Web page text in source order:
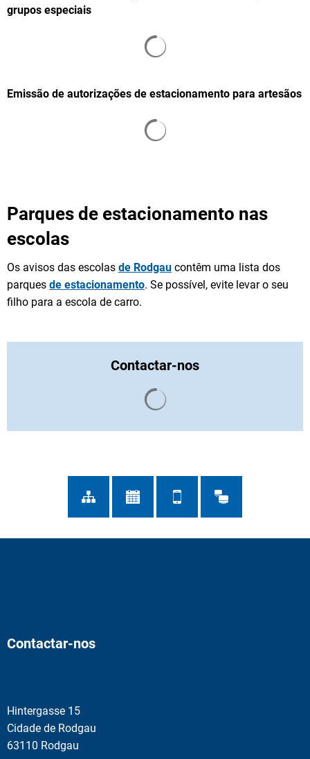
grupos especiais
Emissão de autorizações de estacionamento para artesãos
Parques de estacionamento nas
escolas
Os avisos das escolas de Rodgau contêm uma lista dos
parques de estacionamento. Se possível, evite levar o seu
filho para a escola de carro.
Contactar-nos
Contactar-nos
Hintergasse 15
Cidade de Rodgau
63110 Rodgau